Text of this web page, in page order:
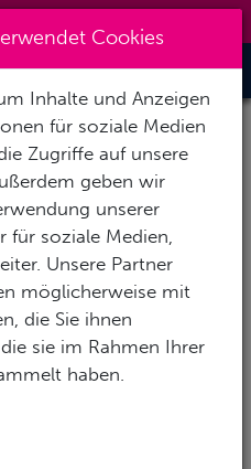
Toggle
Cookies
Inhalte und Anzeigen
für soziale Medien
Zugriffe auf unsere
geben wir
unserer
für soziale Medien,
Unsere Partner
möglicherweise mit
die Sie ihnen
sie im Rahmen Ihrer
haben.